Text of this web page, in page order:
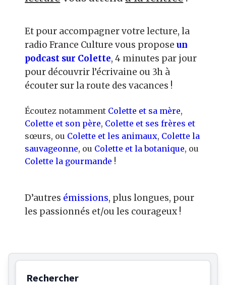
Et pour accompagner votre lecture, la
radio France Culture vous proposeun
podcast sur Colette, 4 minutes par jour
pour découvrir l’écrivaine ou 3h à
écouter sur la route des vacances !
Écoutez notamment Colette et sa mère,
Colette et son père, Colette et ses frères et
sœurs, ou Colette et les animaux, Colette la
sauvageonne, ou Colette et la botanique, ou
Colette la gourmande !
D’autres émissions, plus longues, pour
les passionnés et/ou les courageux !
Rechercher